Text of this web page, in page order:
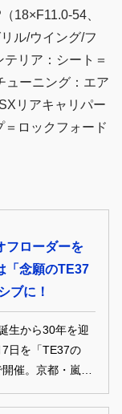
18×F11.0-54、
ル/ウイング/フ
リア：シート＝
ーニング：エア
リアキャリパー
ロックフォード
フローダーを
「念願のTE37
ブに！
生から30年を迎
日を「TE37の
催。京都・嵐山
ックアップしま